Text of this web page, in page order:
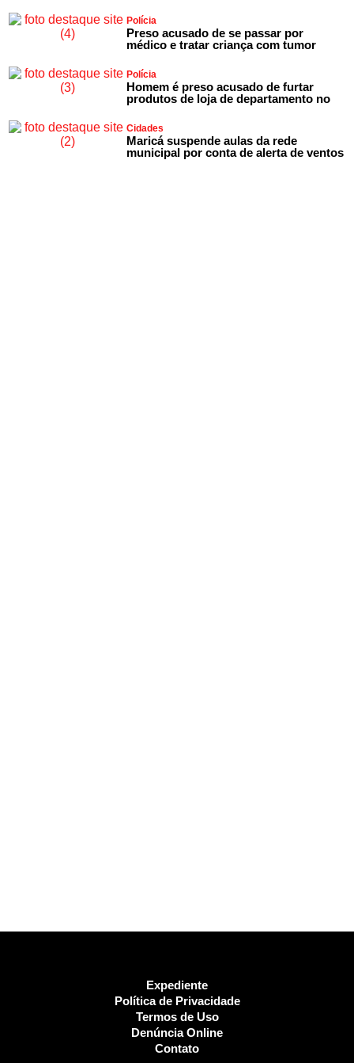
Polícia
Preso acusado de se passar por
médico e tratar criança com tumor
Polícia
Homem é preso acusado de furtar
produtos de loja de departamento no
Cidades
Maricá suspende aulas da rede
municipal por conta de alerta de ventos
Expediente
Política de Privacidade
Termos de Uso
Denúncia Online
Contato